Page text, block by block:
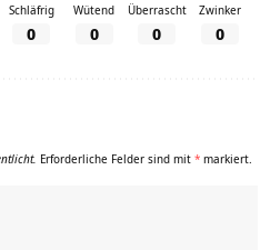
Schläfrig
0
Wütend
0
Überrascht
0
Zwinker
0
Erforderliche Felder sind mit * markiert.